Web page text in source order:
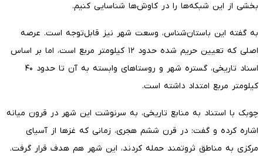
بخشی از این شبکه‌ها را در کاوش‌ها شناسایی کنیم.
به گفته این باستان‌شناس، وسعت شهر نیز قابل‌توجه است. عرصه
اصلی که تعیین حریم شده حدود ۱۲ کیلومتر مربع است، اما بر اساس
اسناد تاریخی، گستره شهر و روستاهای وابسته به آن تا حدود ۴۰
کیلومتر مربع امتداد داشته است.
چوبک با استناد به منابع تاریخی، به سرنوشت این شهر در قرون میانه
اشاره کرده و گفت: در قرن ششم هجری، زمانی که غزها از آسیای
مرکزی به مناطق ثروتمند حمله کردند، این شهر هم هدف قرار گرفت.